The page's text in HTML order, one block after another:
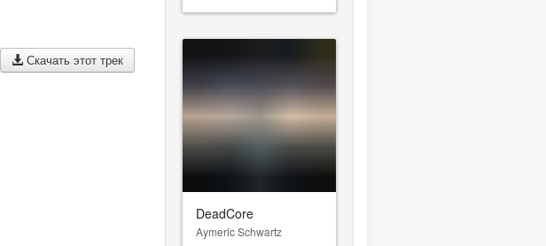
Скачать этот трек
DeadCore
Aymeric Schwartz